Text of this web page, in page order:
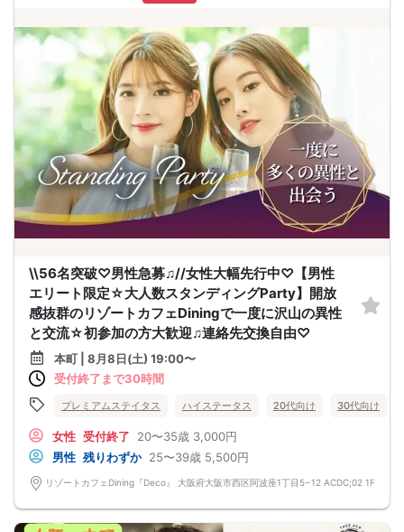
\\56名突破♡男性急募♫//女性大幅先行中♡【男性
エリート限定☆大人数スタンディングParty】開放
感抜群のリゾートカフェDiningで一度に沢山の異性
と交流☆初参加の方大歓迎♫連絡先交換自由♡
本町 | 8月8日(土) 19:00〜
受付終了まで30時間
プレミアムステイタス ハイステータス 20代向け 30代向け
女性 受付終了 20〜35歳 3,000円
男性 残りわずか 25〜39歳 5,500円
リゾートカフェDining『Deco』 大阪府大阪市西区阿波座1丁目5−12 ACDC;02 1F